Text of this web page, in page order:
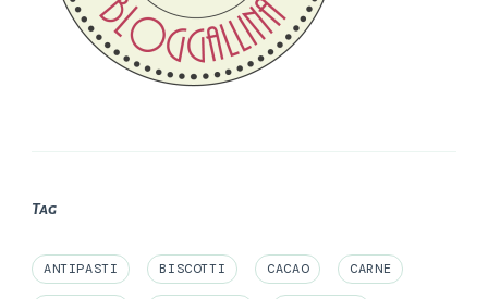
Tag
ANTIPASTI BISCOTTI CACAO CARNE